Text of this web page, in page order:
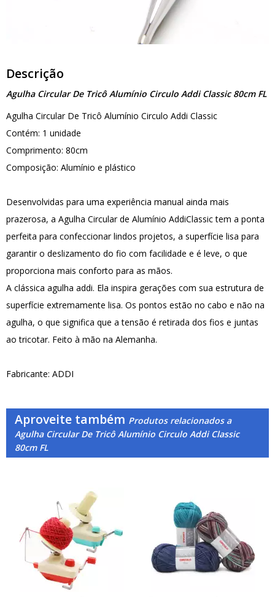
Descrição
Agulha Circular De Tricô Alumínio Circulo Addi Classic 80cm FL
Agulha Circular De Tricô Alumínio Circulo Addi Classic
Contém: 1 unidade
Comprimento: 80cm
Composição: Alumínio e plástico
Desenvolvidas para uma experiência manual ainda mais
prazerosa, a Agulha Circular de Alumínio AddiClassic tem a ponta
perfeita para confeccionar lindos projetos, a superfície lisa para
garantir o deslizamento do fio com facilidade e é leve, o que
proporciona mais conforto para as mãos.
A clássica agulha addi. Ela inspira gerações com sua estrutura de
superfície extremamente lisa. Os pontos estão no cabo e não na
agulha, o que significa que a tensão é retirada dos fios e juntas
ao tricotar. Feito à mão na Alemanha.
Fabricante: ADDI
Aproveite também Produtos relacionados a
Agulha Circular De Tricô Alumínio Circulo Addi Classic
80cm FL